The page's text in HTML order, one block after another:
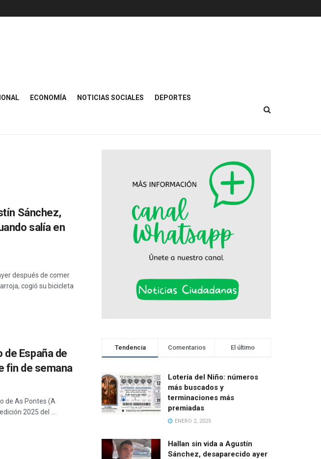
ECONOMÍA NOTICIAS SOCIALES DEPORTES
Sánchez,
salía en
después de comer
cogió su bicicleta
de España de
fin de semana
de As Pontes (A
2025 del ...
Tendencia Comentarios El último
Lotería del Niño: números
más buscados y
terminaciones más
premiadas
ENERO 2, 2025
Hallan sin vida a Agustín
Sánchez, desaparecido ayer